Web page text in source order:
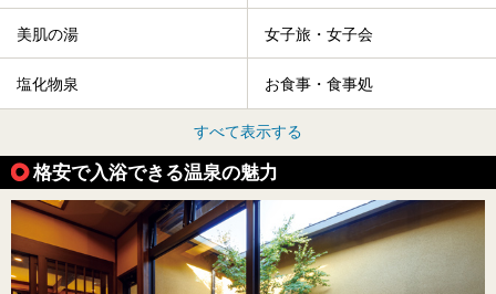
美肌の湯 女子旅・女子会
塩化物泉 お食事・食事処
すべて表示する
格安で入浴できる温泉の魅力